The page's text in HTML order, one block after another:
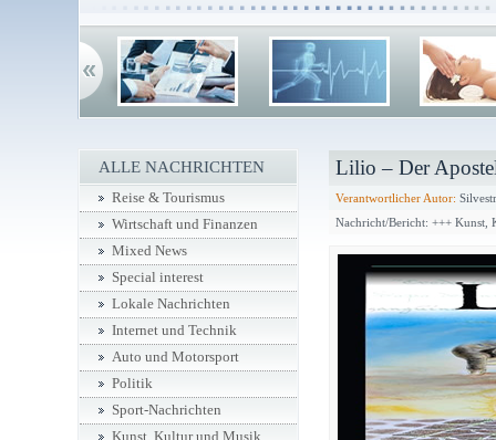
Lilio – Der
Verantwortlicher Autor:
Nachricht/Bericht: +++ Kunst,
ALLE NACHRICHTEN
Reise & Tourismus
Wirtschaft und Finanzen
Mixed News
Special interest
Lokale Nachrichten
Internet und Technik
Auto und Motorsport
Politik
Sport-Nachrichten
Kunst, Kultur und Musik